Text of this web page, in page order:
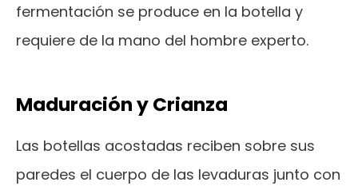
fermentación se produce en la botella y
requiere de la mano del hombre experto.
Maduración y Crianza
Las botellas acostadas reciben sobre sus
paredes el cuerpo de las levaduras junto con